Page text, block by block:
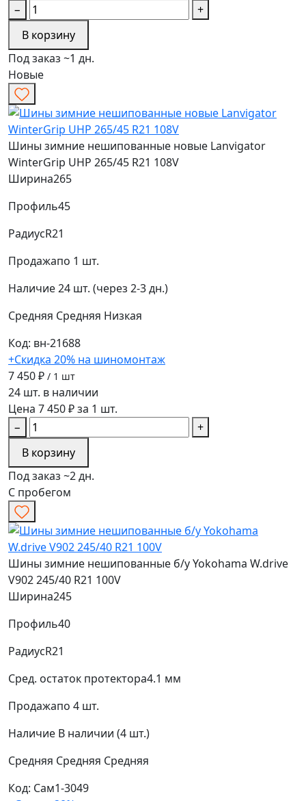
−
+
В корзину
Под заказ ~1 дн.
Новые
Шины зимние нешипованные новые Lanvigator
WinterGrip UHP 265/45 R21 108V
Ширина265
Профиль45
РадиусR21
Продажапо 1 шт.
Наличие24 шт. (через 2-3 дн.)
Средняя Средняя Низкая
Код: вн-21688
+Скидка 20% на шиномонтаж
7 450 ₽ / 1 шт
24 шт. в наличии
Цена 7 450 ₽ за 1 шт.
−
+
В корзину
Под заказ ~2 дн.
С пробегом
Шины зимние нешипованные б/у Yokohama W.drive
V902 245/40 R21 100V
Ширина245
Профиль40
РадиусR21
Сред. остаток протектора4.1 мм
Продажапо 4 шт.
Наличие В наличии (4 шт.)
Средняя Средняя Средняя
Код: Сам1-3049